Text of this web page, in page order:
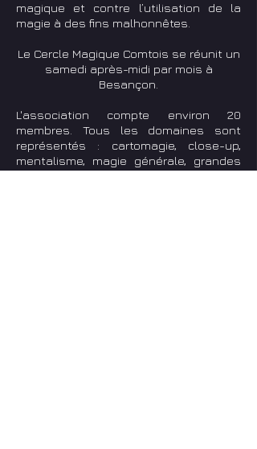
magique et contre l’utilisation de la
magie à des fins malhonnêtes.
Le Cercle Magique Comtois se réunit un
samedi après-midi par mois à
Besançon.
L'association compte environ 20
membres. Tous les domaines sont
représentés : cartomagie, close-up,
mentalisme, magie générale, grandes